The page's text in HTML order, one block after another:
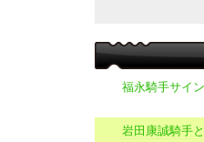
福永騎手サイ
岩田康誠騎手